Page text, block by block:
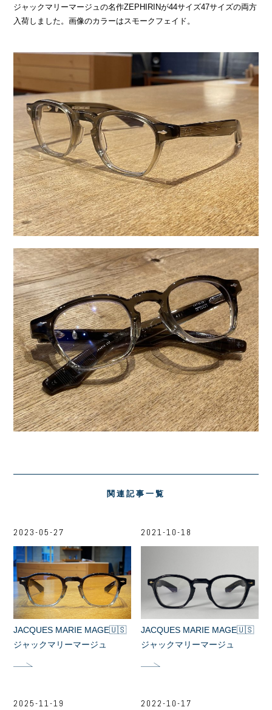
ジャックマリーマージュの名作ZEPHIRINが44サイズ47サイズの両方
入荷しました。画像のカラーはスモークフェイド。
関連記事一覧
2023-05-27
JACQUES MARIE MAGE🇺🇸
ジャックマリーマージュ
2021-10-18
JACQUES MARIE MAGE🇺🇸
ジャックマリーマージュ
2025-11-19 2022-10-17